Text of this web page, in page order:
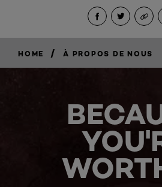
HOME / À PROPOS DE NOUS